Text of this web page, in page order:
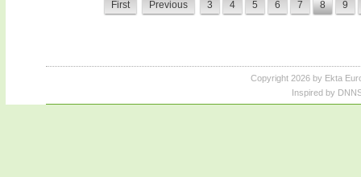
First Previous 3 4 5 6 7 8 9
Copyright 2026 by Ekta
Inspired by